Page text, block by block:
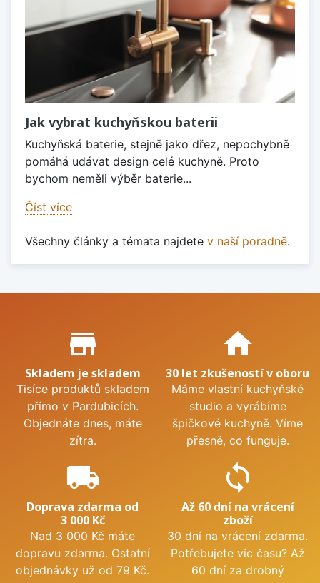
Jak vybrat kuchyňskou baterii
Kuchyňská baterie, stejně jako dřez, nepochybně
pomáhá udávat design celé kuchyně. Proto
bychom neměli výběr baterie...
Číst více
Všechny články a témata najdete v naší poradně.
Proč nakupovat u nás?
store_mall_directory
Skladem je skladem
Tisíce produktů skladem
přímo v Pardubicích.
Objednáte dnes, máte
zítra.
home
30 let zkušeností v oboru
Máme vlastní kuchyňské
studio a vyrábíme
špičkové kuchyně. Víme
přesně, co funguje.
local_shipping
Doprava zdarma od
3 000 Kč
Nad 3 000 Kč máte
dopravu zdarma. Ostatní
objednávky už od 79 Kč.
sync
Až 60 dní na vrácení
zboží
30 dní na vrácení zdarma.
Potřebujete víc času? Až
60 dní za drobný